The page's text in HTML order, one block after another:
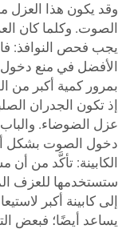
وقد يكون هذا
الصوت. وكلما كان
يجب فحص النوافذ:
الأفضل في منع دخول
بمرور كمية أكبر من
إذ تكون الجدران
عزل الضوضاء.
دخول الصوت بشكل
الكابينة: تأكَّد من أن
ستستخدمها للعزف
إلى كابينة أكبر
يساعد أيضًا؛ فبعض